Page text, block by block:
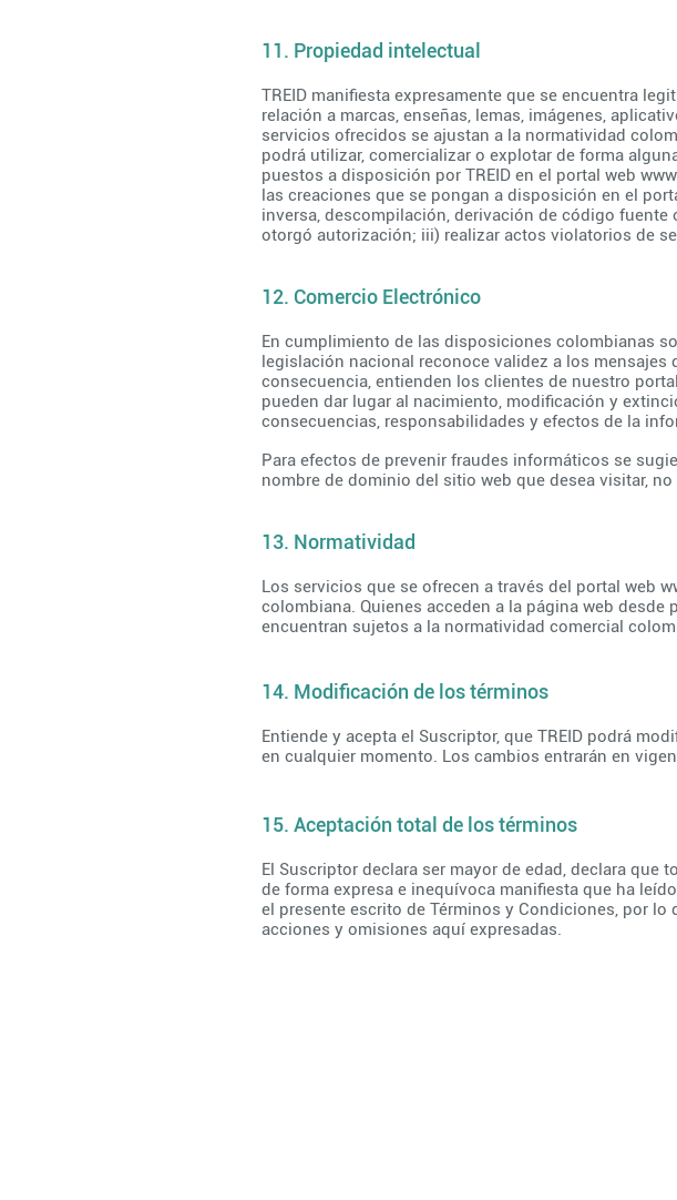
11. Propiedad intelectual
TREID manifiesta expresamente que se encuentra
relación a marcas, enseñas, lemas, imágenes,
servicios ofrecidos se ajustan a la normatividad
podrá utilizar, comercializar o explotar de forma
puestos a disposición por TREID en el portal web
las creaciones que se pongan a disposición en el
inversa, descompilación, derivación de código
otorgó autorización; iii) realizar actos violatorios de
12. Comercio Electrónico
En cumplimiento de las disposiciones colombianas
legislación nacional reconoce validez a los
consecuencia, entienden los clientes de nuestro
pueden dar lugar al nacimiento, modificación y
consecuencias, responsabilidades y efectos de la
Para efectos de prevenir fraudes informáticos se
nombre de dominio del sitio web que desea visitar,
13. Normatividad
Los servicios que se ofrecen a través del portal web
colombiana. Quienes acceden a la página web
encuentran sujetos a la normatividad comercial
14. Modificación de los términos
Entiende y acepta el Suscriptor, que TREID podrá
en cualquier momento. Los cambios entrarán en
15. Aceptación total de los términos
El Suscriptor declara ser mayor de edad, declara
de forma expresa e inequívoca manifiesta que ha
el presente escrito de Términos y Condiciones, por
acciones y omisiones aquí expresadas.